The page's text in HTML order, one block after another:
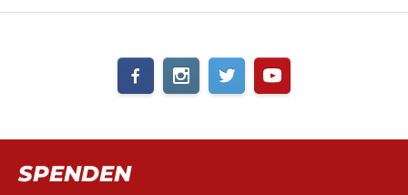
SPENDEN